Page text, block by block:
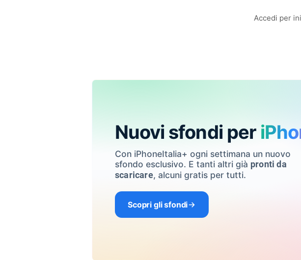
Accedi per
Nuovi sfondi per
Con iPhoneItalia+ ogni settimana un nuovo
sfondo esclusivo. E tanti altri già pronti da
scaricare, alcuni gratis per tutti.
Scopri gli sfondi